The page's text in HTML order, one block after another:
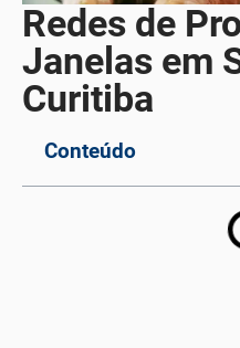
Redes de
Janelas em
Curitiba
Conteúdo